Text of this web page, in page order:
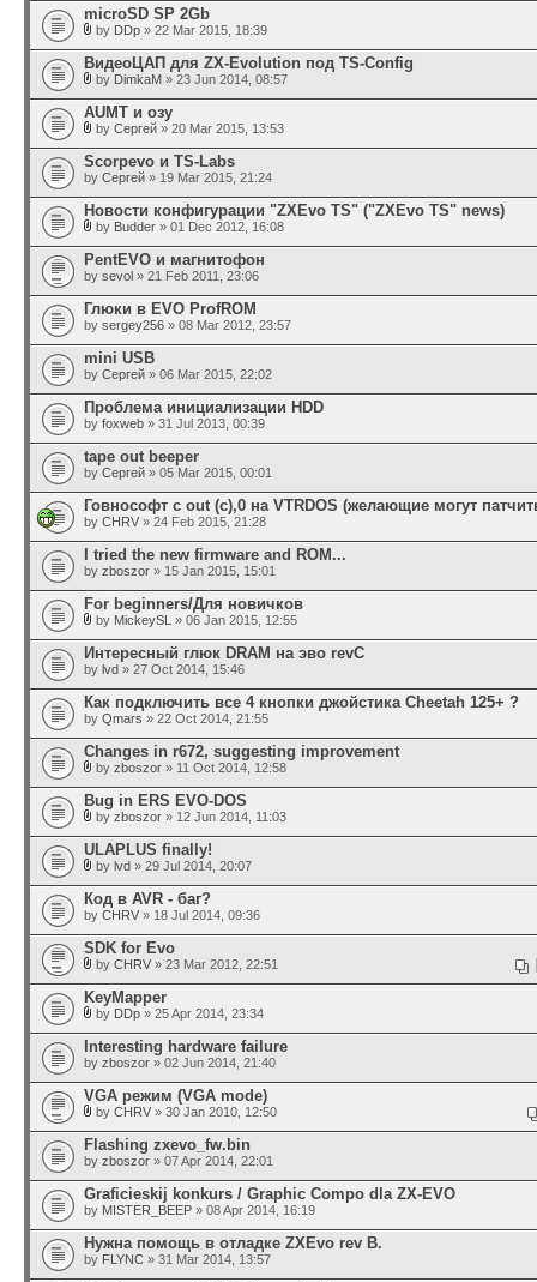
microSD SP 2Gb
by DDp » 22 Mar 2015, 18:39
ВидеоЦАП для ZX-Evolution под TS-Config
by DimkaM » 23 Jun 2014, 08:57
AUMT и озу
by Сергей » 20 Mar 2015, 13:53
Scorpevo и TS-Labs
by Сергей » 19 Mar 2015, 21:24
Новости конфигурации "ZXEvo TS" ("ZXEvo TS" news)
by Budder » 01 Dec 2012, 16:08
PentEVO и магнитофон
by sevol » 21 Feb 2011, 23:06
Глюки в EVO ProfROM
by sergey256 » 08 Mar 2012, 23:57
mini USB
by Сергей » 06 Mar 2015, 22:02
Проблема инициализации HDD
by foxweb » 31 Jul 2013, 00:39
tape out beeper
by Сергей » 05 Mar 2015, 00:01
Говнософт с out (c),0 на VTRDOS (желающие могут
by CHRV » 24 Feb 2015, 21:28
I tried the new firmware and ROM...
by zboszor » 15 Jan 2015, 15:01
For beginners/Для новичков
by MickeySL » 06 Jan 2015, 12:55
Интересный глюк DRAM на эво revC
by lvd » 27 Oct 2014, 15:46
Как подключить все 4 кнопки джойстика Cheetah 125+ ?
by Qmars » 22 Oct 2014, 21:55
Changes in r672, suggesting improvement
by zboszor » 11 Oct 2014, 12:58
Bug in ERS EVO-DOS
by zboszor » 12 Jun 2014, 11:03
ULAPLUS finally!
by lvd » 29 Jul 2014, 20:07
Код в AVR - баг?
by CHRV » 18 Jul 2014, 09:36
SDK for Evo
by CHRV » 23 Mar 2012, 22:51
KeyMapper
by DDp » 25 Apr 2014, 23:34
Interesting hardware failure
by zboszor » 02 Jun 2014, 21:40
VGA режим (VGA mode)
by CHRV » 30 Jan 2010, 12:50
Flashing zxevo_fw.bin
by zboszor » 07 Apr 2014, 22:01
Graficieskij konkurs / Graphic Compo dla ZX-EVO
by MISTER_BEEP » 08 Apr 2014, 16:19
Нужна помощь в отладке ZXEvo rev B.
by FLYNC » 31 Mar 2014, 13:57